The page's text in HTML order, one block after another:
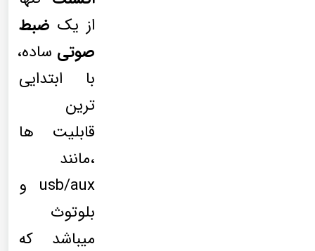
از یک ضبط
صوتی ساده،
با ابتدایی
ترین
قابلیت ها
،مانند
usb/aux و
بلوتوث
میباشد که